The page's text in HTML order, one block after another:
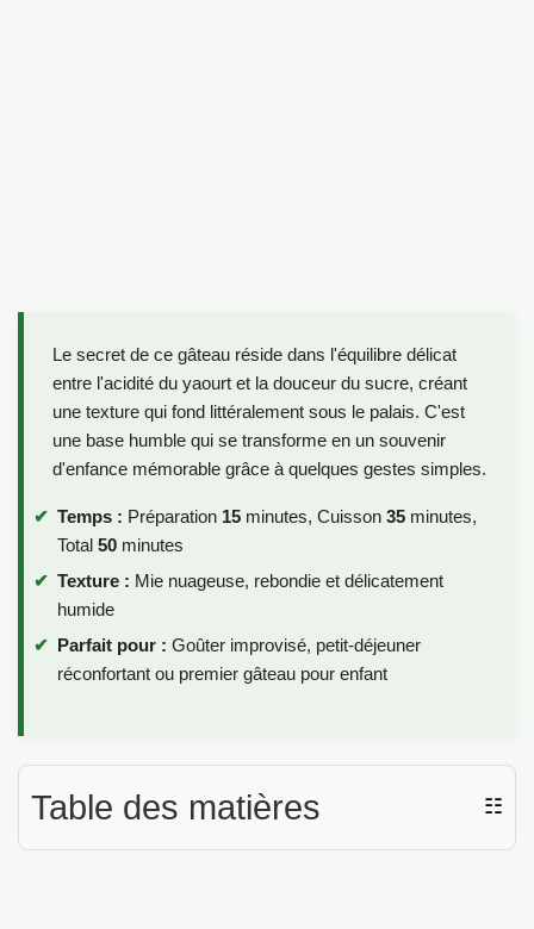
Le secret de ce gâteau réside dans l'équilibre délicat
entre l'acidité du yaourt et la douceur du sucre, créant
une texture qui fond littéralement sous le palais. C'est
une base humble qui se transforme en un souvenir
d'enfance mémorable grâce à quelques gestes simples.
Temps : Préparation 15 minutes, Cuisson 35 minutes,
Total 50 minutes
Texture : Mie nuageuse, rebondie et délicatement
humide
Parfait pour : Goûter improvisé, petit-déjeuner
réconfortant ou premier gâteau pour enfant
Table des matières ☷